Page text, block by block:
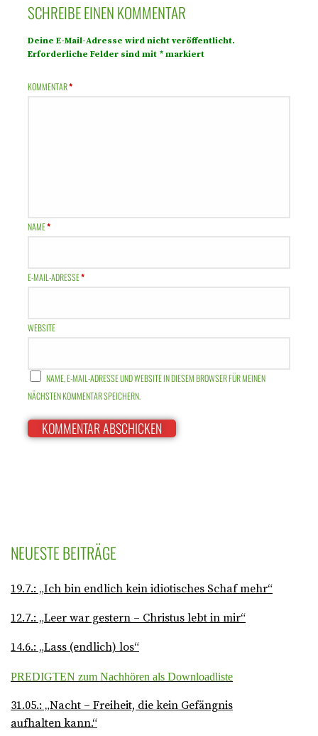
SCHREIBE EINEN KOMMENTAR
Deine E-Mail-Adresse wird nicht veröffentlicht.
Erforderliche Felder sind mit * markiert
KOMMENTAR*
NAME*
E-MAIL-ADRESSE*
WEBSITE
NAME, E-MAIL-ADRESSE UND WEBSITE IN DIESEM BROWSER FÜR MEINEN
NÄCHSTEN KOMMENTAR SPEICHERN.
NEUESTE BEITRÄGE
19.7.: „Ich bin endlich kein idiotisches Schaf mehr“
12.7.: „Leer war gestern – Christus lebt in mir“
14.6.: „Lass (endlich) los“
PREDIGTEN zum Nachhören als Downloadliste
31.05.: „Nacht – Freiheit, die kein Gefängnis
aufhalten kann.“